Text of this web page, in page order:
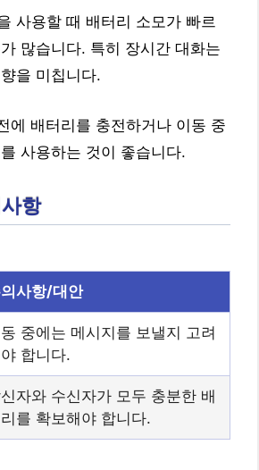
사용할 때 배터리 소모가 빠르
많습니다. 특히 장시간 대화는
을 미칩니다.
에 배터리를 충전하거나 이동 중
사용하는 것이 좋습니다.
항
사항/대안
중에는 메시지를 보낼지 고려
합니다.
자와 수신자가 모두 충분한 배
를 확보해야 합니다.